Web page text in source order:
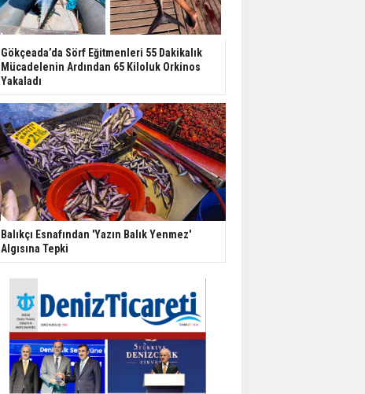
Gökçeada’da Sörf Eğitmenleri 55 Dakikalık
Mücadelenin Ardından 65 Kiloluk Orkinos
Yakaladı
Balıkçı Esnafından 'Yazın Balık Yenmez'
Algısına Tepki